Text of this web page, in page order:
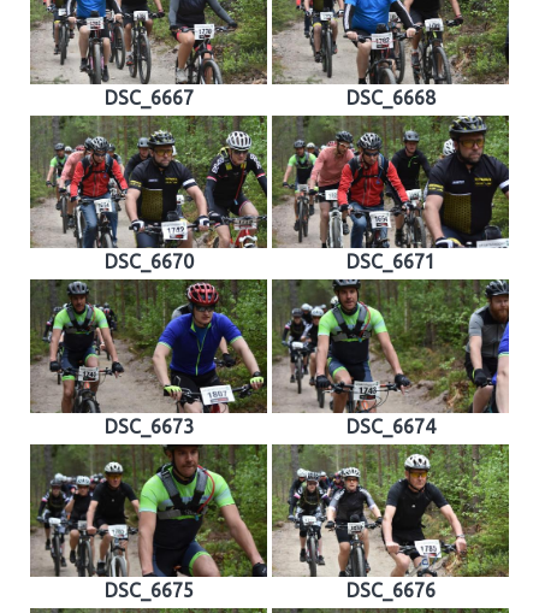
DSC_6667 DSC_6668
DSC_6670 DSC_6671
DSC_6673 DSC_6674
DSC_6675 DSC_6676